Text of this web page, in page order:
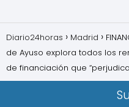
Diario24horas Madrid
de Ayuso explora todos los
de financiación que